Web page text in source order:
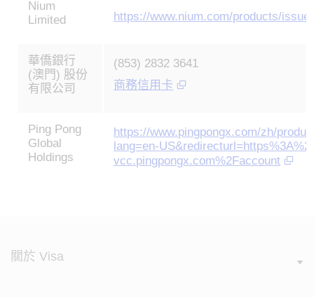
Nium
Limited
https://www.nium.com/products/
華僑銀行
(澳門) 股份
有限公司
(853) 2832 3641
商務信用卡
Ping Pong
Global
Holdings
https://www.pingpongx.com/zh/
lang=en-
vcc.pingpongx.com%2Faccount
關於 Visa